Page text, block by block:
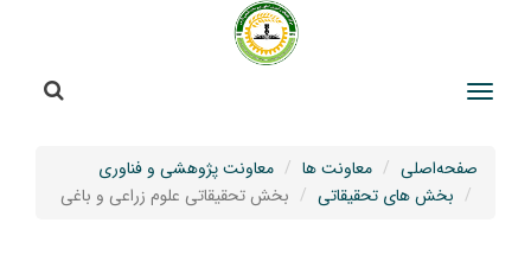
صفحه‌اصلی معاونت ها
معاونت پژوهشی و فناوری
بخش های تحقیقاتی
بخش تحقیقاتی علوم زراعی و باغی